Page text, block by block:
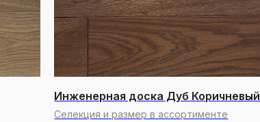
Инженерная доска Дуб Коричневый
Селекция и размер в ассортименте